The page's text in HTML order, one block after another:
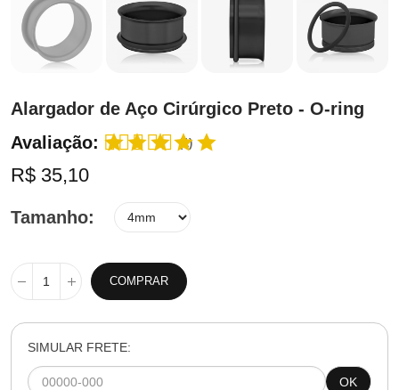
Alargador de Aço Cirúrgico Preto - O-ring
Avaliação:
(1)
R$ 35,10
Tamanho
COMPRAR
SIMULAR FRETE:
OK